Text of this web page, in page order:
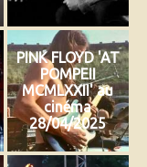
PINK FLOYD 'AT
POMPEII
MCMLXXII' au
cinéma
28/04/2025